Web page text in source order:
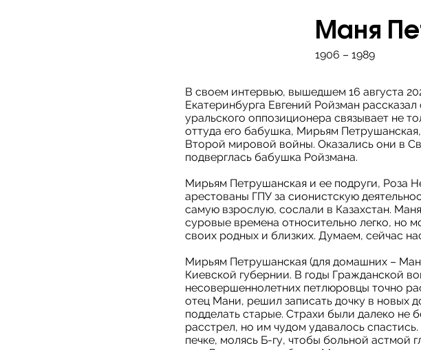
Маня
1906 – 1989
В своем интервью, вышедшем 16 августа
Екатеринбурга Евгений Ройзман
уральского оппозиционера связывает не
оттуда его бабушка, Мирьям
Второй мировой войны. Оказались они в
подверглась бабушка Ройзмана.
Мирьям Петрушанская и ее подруги, Роза
арестованы ГПУ за сионистскую
самую взрослую, сослали в Казахстан.
суровые времена относительно легко, но
своих родных и близких. Думаем, сейчас
Мирьям Петрушанская (для домашних –
Киевской губернии. В годы Гражданской
несовершеннолетних петлюровцы точно
отец Мани, решил записать дочку в новых
подделать старые. Страхи были далеко не
расстрел, но им чудом удавалось
печке, молясь Б-гу, чтобы больной астмой